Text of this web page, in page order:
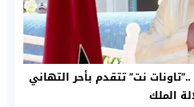
نت” تتقدم بأحر التهاني
الملك